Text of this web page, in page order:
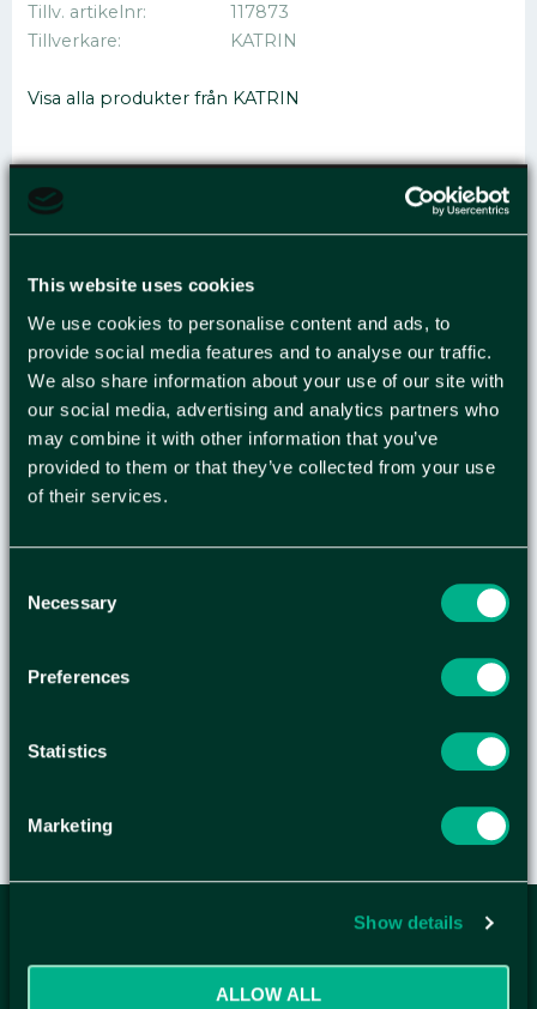
This website uses cookies
We use cookies to personalise content and ads, to
provide social media features and to analyse our traffic.
We also share information about your use of our site with
our social media, advertising and analytics partners who
may combine it with other information that you’ve
provided to them or that they’ve collected from your use
of their services.
Selection
Necessary
Preferences
Statistics
Marketing
Show details
ALLOW ALL
Tillv. artikelnr
117873
Tillverkare
KATRIN
Visa alla produkter från KATRIN
TOALETTPAPPER
KATRIN GIGANT S 265M
12/FP
Naturvitt toalettpapper för basbehov, anpassad
för enklare användning Katrin Basic Gigant är vårt
enklaste toalettpapper för offentliga miljöer. Du
får ett naturvitt toalettpapper som uppfyller
lagers, naturvit - Uppfyller: ISO 9001, ISO 14001 -
Längd per rulle: 265m - Rullbredd: 98mm -
Material: 85% återvunna fiber - Svanen: